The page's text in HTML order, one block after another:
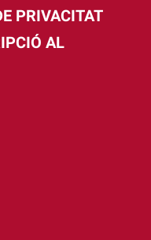
PRIVACITAT
AL